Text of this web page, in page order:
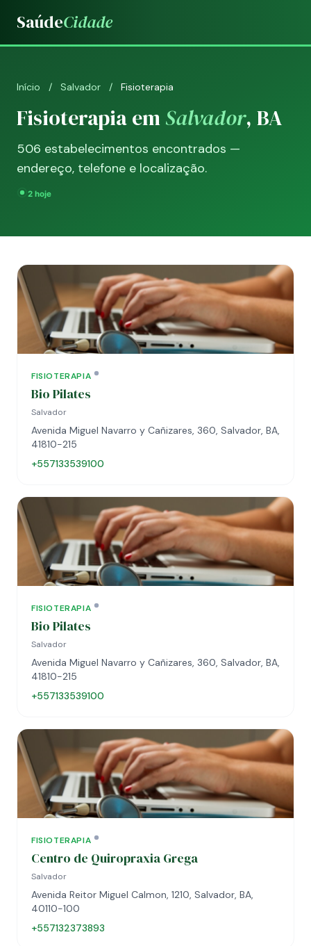
SaúdeCidade
Início / Salvador / Fisioterapia
Fisioterapia emSalvador, BA
506 estabelecimentos encontrados —
endereço, telefone e localização.
FISIOTERAPIA
Bio Pilates
Salvador
Avenida Miguel Navarro y Cañizares, 360, Salvador, BA,
41810-215
+557133539100
FISIOTERAPIA
Bio Pilates
Salvador
Avenida Miguel Navarro y Cañizares, 360, Salvador, BA,
41810-215
+557133539100
FISIOTERAPIA
Centro de Quiropraxia Grega
Salvador
Avenida Reitor Miguel Calmon, 1210, Salvador, BA,
40110-100
+557132373893